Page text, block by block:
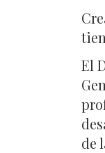
El
de